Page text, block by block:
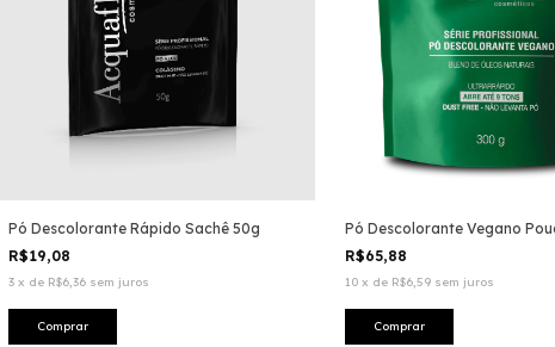
Pó Descolorante Rápido Sachê 50g
R$19,08
3 x de R$6,36 sem juros
Pó Descolorante Vegano
R$65,88
10 x de R$6,59 sem juros